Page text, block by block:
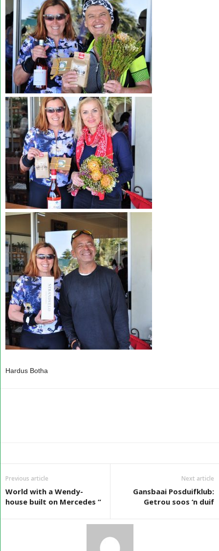
Hardus Botha
Previous article
World with a Wendy-
house built on Mercedes “
Next article
Gansbaai Posduifklub:
Getrou soos ‘n duif